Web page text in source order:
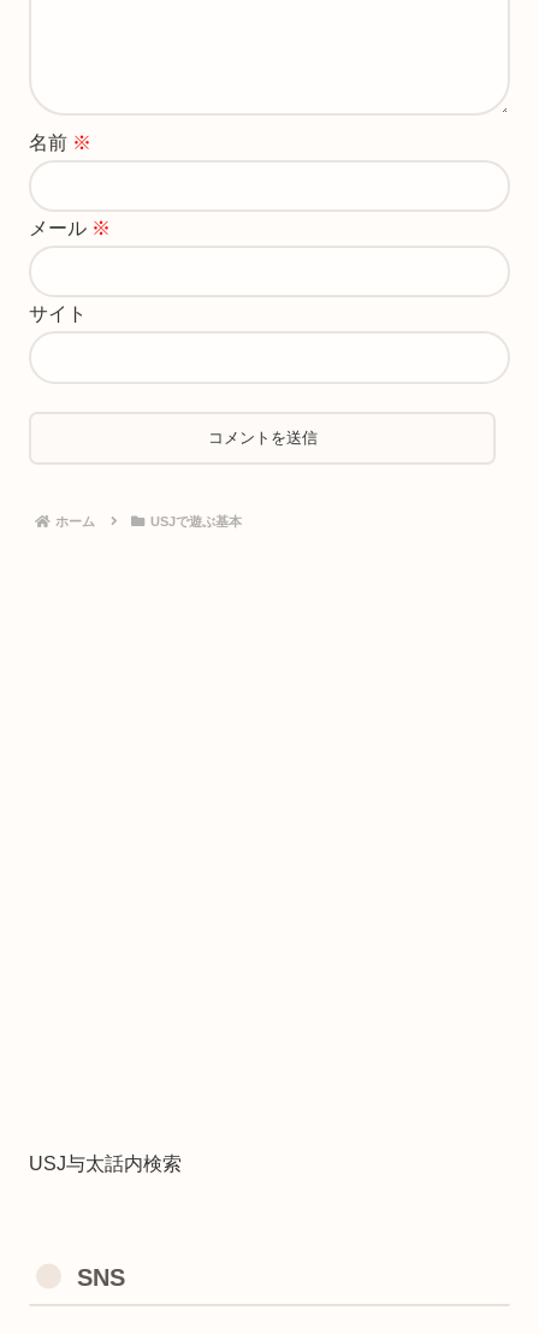
名前 ※
メール ※
サイト
ホーム USJで遊ぶ基本
USJ与太話内検索
SNS